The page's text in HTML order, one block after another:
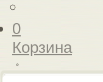
0
Корзина